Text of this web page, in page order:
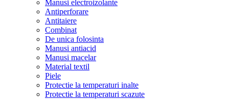
Manusi electroizolante
Antiperforare
Antitaiere
Combinat
De unica folosinta
Manusi antiacid
Manusi macelar
Material textil
Piele
Protectie la temperaturi inalte
Protectie la temperaturi scazute